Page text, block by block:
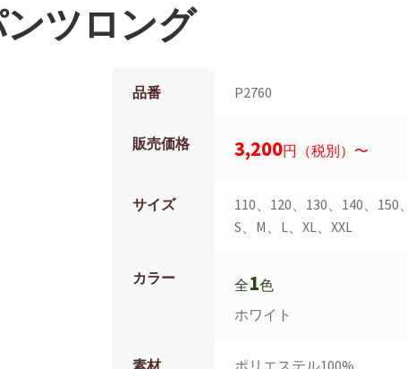
ツロング
品番 P2760
販売価格 3,200円（税別）〜
サイズ
110、120、130、140、150、
S、M、L、XL、XXL
カラー 全1色
ホワイト